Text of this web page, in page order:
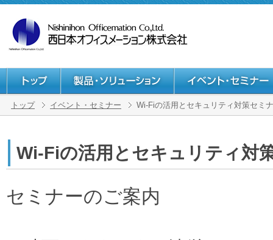
トップ イベント・セミナー Wi-Fiの活用とセキュリティ対策セミ
Wi-Fiの活用とセキュリティ対
セミナーのご案内